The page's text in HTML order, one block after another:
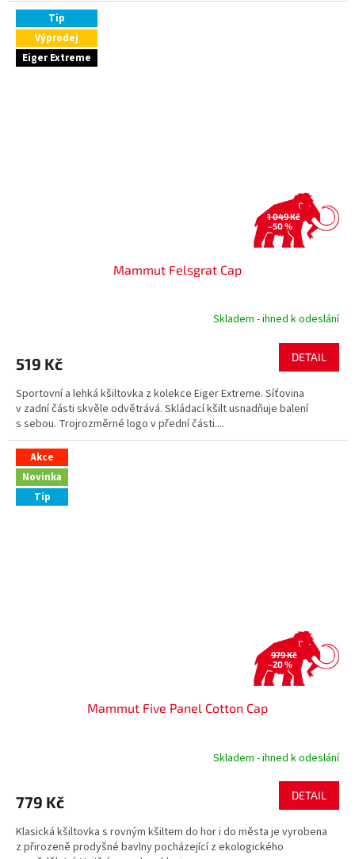
Tip
Výprodej
Eiger Extreme
1 049 Kč
–50 %
Mammut Felsgrat Cap
Skladem - ihned k odeslání
519 Kč DETAIL
Sportovní a lehká kšiltovka z kolekce Eiger Extreme. Síťovina
v zadní části skvěle odvětrává. Skládací kšilt usnadňuje balení
s sebou. Trojrozměrné logo v přední části....
Akce
Novinka
Tip
979 Kč
–20 %
Mammut Five Panel Cotton Cap
Skladem - ihned k odeslání
779 Kč DETAIL
Klasická kšiltovka s rovným kšiltem do hor i do města je vyrobena
z přirozeně prodyšné bavlny pocházející z ekologického